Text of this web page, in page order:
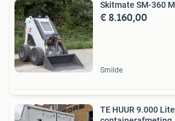
Skitmate SM-360
€ 8.160,00
Smilde
TE HUUR 9.000